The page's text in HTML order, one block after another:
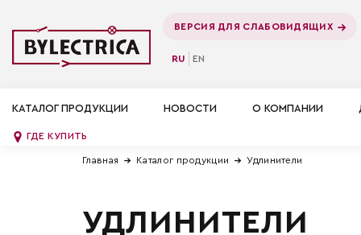
ВЕРСИЯ ДЛЯ СЛАБОВИДЯЩИХ
RU EN
КАТАЛОГ ПРОДУКЦИИ НОВОСТИ О КОМПАНИИ
ГДЕ КУПИТЬ
Главная Каталог продукции Удлинители
УДЛИНИТЕЛИ